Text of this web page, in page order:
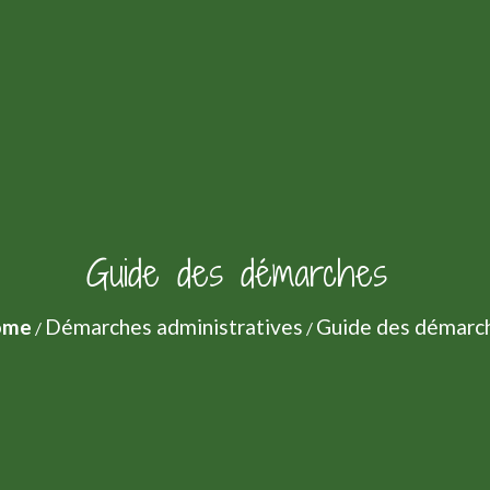
Guide des démarches
/ Démarches administratives / Guide des